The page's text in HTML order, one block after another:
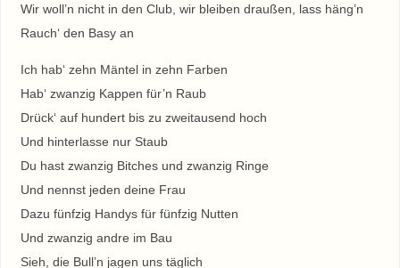
Wir woll’n nicht in den Club, wir bleiben draußen, lass häng’n
Rauch‘ den Basy an
Ich hab‘ zehn Mäntel in zehn Farben
Hab‘ zwanzig Kappen für’n Raub
Drück‘ auf hundert bis zu zweitausend hoch
Und hinterlasse nur Staub
Du hast zwanzig Bitches und zwanzig Ringe
Und nennst jeden deine Frau
Dazu fünfzig Handys für fünfzig Nutten
Und zwanzig andre im Bau
Sieh, die Bull’n jagen uns täglich